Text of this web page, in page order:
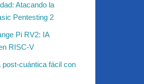
Atacando la
Pentesting 2
Pi RV2: IA
RISC-V
post-cuántica fácil con